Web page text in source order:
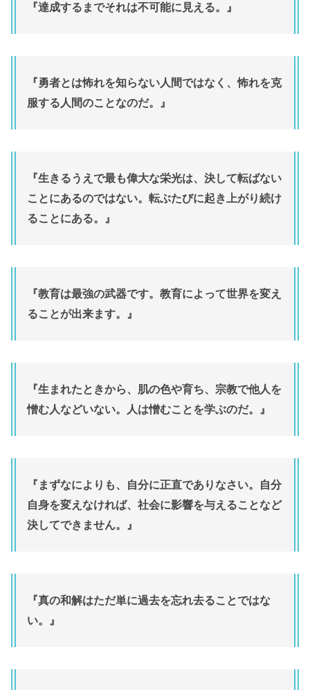
『達成するまでそれは不可能に見える。』
『勇者とは怖れを知らない人間ではなく、怖れを克
服する人間のことなのだ。』
『生きるうえで最も偉大な栄光は、決して転ばない
ことにあるのではない。転ぶたびに起き上がり続け
ることにある。』
『教育は最強の武器です。教育によって世界を変え
ることが出来ます。』
『生まれたときから、肌の色や育ち、宗教で他人を
憎む人などいない。人は憎むことを学ぶのだ。』
『まずなによりも、自分に正直でありなさい。自分
自身を変えなければ、社会に影響を与えることなど
決してできません。』
『真の和解はただ単に過去を忘れ去ることではな
い。』